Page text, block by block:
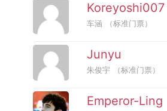
Koreyoshi007
车涵 （标准门票）
Junyu
朱俊宇 （标准门票）
Emperor-Ling